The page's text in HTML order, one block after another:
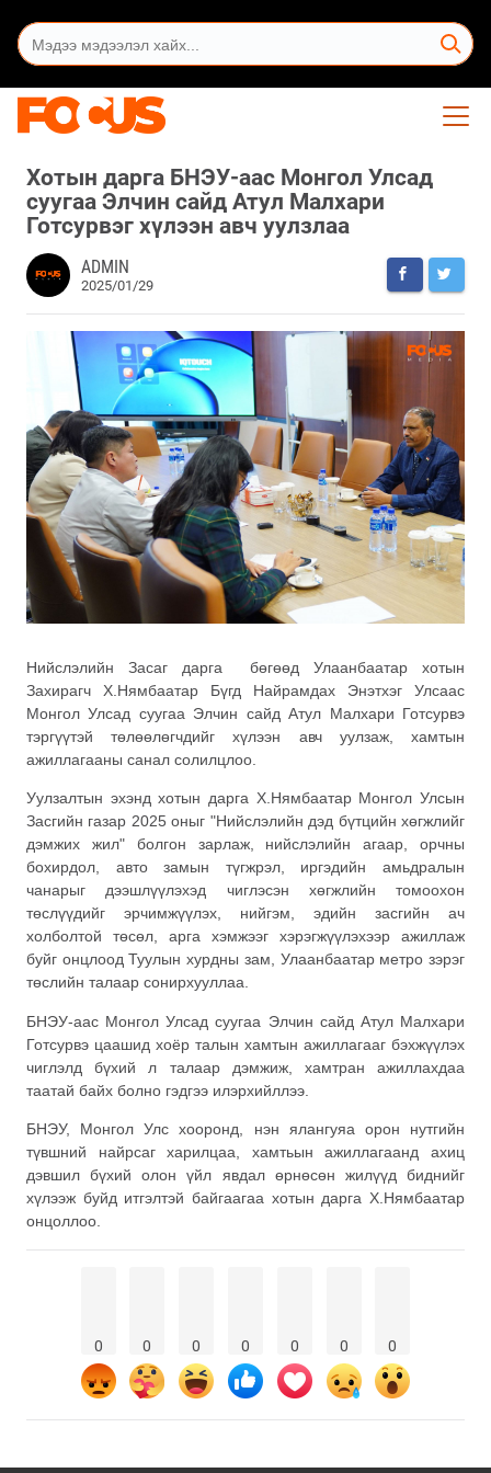
Хотын дарга БНЭУ-аас Монгол Улсад
суугаа Элчин сайд Атул Малхари
Готсурвэг хүлээн авч уулзлаа
ADMIN
2025/01/29
Нийслэлийн Засаг дарга бөгөөд Улаанбаатар хотын
Захирагч Х.Нямбаатар Бүгд Найрамдах Энэтхэг Улсаас
Монгол Улсад суугаа Элчин сайд Атул Малхари Готсурвэ
тэргүүтэй төлөөлөгчдийг хүлээн авч уулзаж, хамтын
ажиллагааны санал солилцлоо.
Уулзалтын эхэнд хотын дарга Х.Нямбаатар Монгол Улсын
Засгийн газар 2025 оныг "Нийслэлийн дэд бүтцийн хөгжлийг
дэмжих жил" болгон зарлаж, нийслэлийн агаар, орчны
бохирдол, авто замын түгжрэл, иргэдийн амьдралын
чанарыг дээшлүүлэхэд чиглэсэн хөгжлийн томоохон
төслүүдийг эрчимжүүлэх, нийгэм, эдийн засгийн ач
холболтой төсөл, арга хэмжээг хэрэгжүүлэхээр ажиллаж
буйг онцлоод Туулын хурдны зам, Улаанбаатар метро зэрэг
төслийн талаар сонирхууллаа.
БНЭУ-аас Монгол Улсад суугаа Элчин сайд Атул Малхари
Готсурвэ цаашид хоёр талын хамтын ажиллагааг бэхжүүлэх
чиглэлд бүхий л талаар дэмжиж, хамтран ажиллахдаа
таатай байх болно гэдгээ илэрхийллээ.
БНЭУ, Монгол Улс хооронд, нэн ялангуяа орон нутгийн
түвшний найрсаг харилцаа, хамтьын ажиллагаанд ахиц
дэвшил бүхий олон үйл явдал өрнөсөн жилүүд биднийг
хүлээж буйд итгэлтэй байгаагаа хотын дарга Х.Нямбаатар
онцоллоо.
0 0 0 0 0 0 0